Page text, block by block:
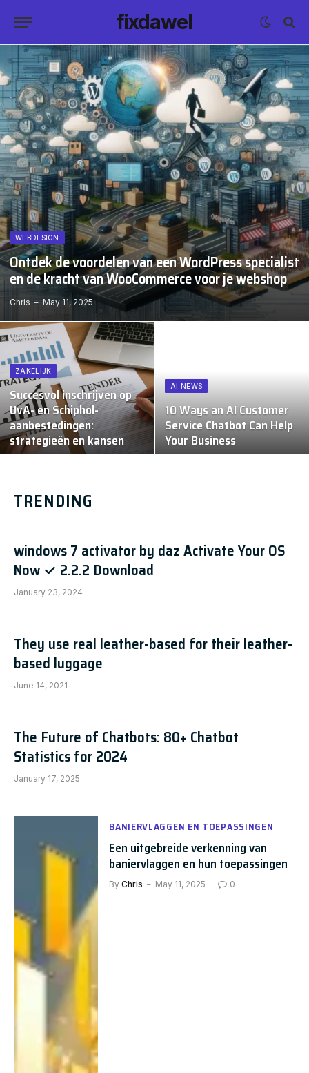
fixdawel
WEBDESIGN
Ontdek de voordelen van een WordPress specialist
en de kracht van WooCommerce voor je webshop
Chris May 11, 2025
ZAKELIJK
Succesvol inschrijven op
UvA- en Schiphol-
aanbestedingen:
strategieën en kansen
AI NEWS
10 Ways an AI Customer
Service Chatbot Can Help
Your Business
TRENDING
windows 7 activator by daz Activate Your OS
Now ✓ 2.2.2 Download
January 23, 2024
They use real leather-based for their leather-
based luggage
June 14, 2021
The Future of Chatbots: 80+ Chatbot
Statistics for 2024
January 17, 2025
BANIERVLAGGEN EN TOEPASSINGEN
Een uitgebreide verkenning van
baniervlaggen en hun toepassingen
By Chris May 11, 2025 0